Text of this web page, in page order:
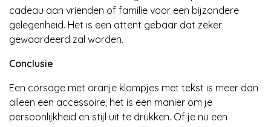
cadeau aan vrienden of familie voor een bijzondere
gelegenheid. Het is een attent gebaar dat zeker
gewaardeerd zal worden.
Conclusie
Een corsage met oranje klompjes met tekst is meer dan
alleen een accessoire; het is een manier om je
persoonlijkheid en stijl uit te drukken. Of je nu een